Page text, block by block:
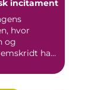
incitament
hvor
og
har